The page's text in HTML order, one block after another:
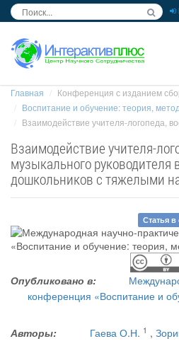
Главная
Конференция с изданием
Воспитание и обучение: теория,
Взаимодействие учителя-логопеда,
Взаимодействие учителя-
музыкального
дошкольников с тяжелыми
Статья
Опубликовано в:
конференция «Воспитание и
Авторы:
Гаева О.Н. 1 ,